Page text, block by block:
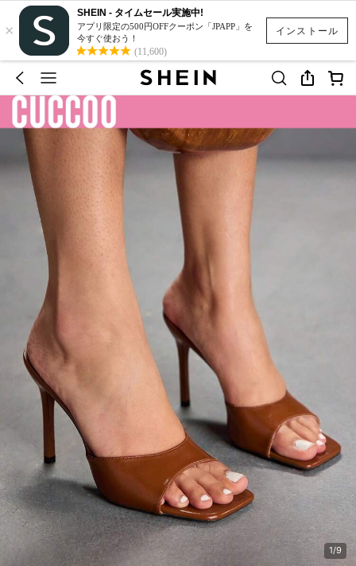
インストール
×
SHEIN - タイムセール実施中!
アプリ限定の500円OFFクーポン「JPAPP」を
今すぐ使おう！
(11,600)
1/9